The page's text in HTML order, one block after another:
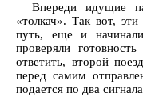
Впереди идущие
«толкач». Так вот,
путь, еще и
проверяли
ответить, второй
перед самим
подается по два